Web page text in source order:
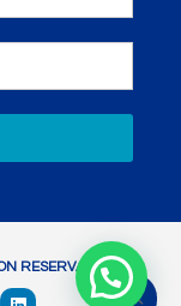
RESERVADOS